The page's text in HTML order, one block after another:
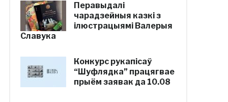
Перавыдалі
чарадзейныя казкі з
ілюстрацыямі Валерыя
Славука
Конкурс рукапісаў
“Шуфлядка” працягвае
прыём заявак да 10.08